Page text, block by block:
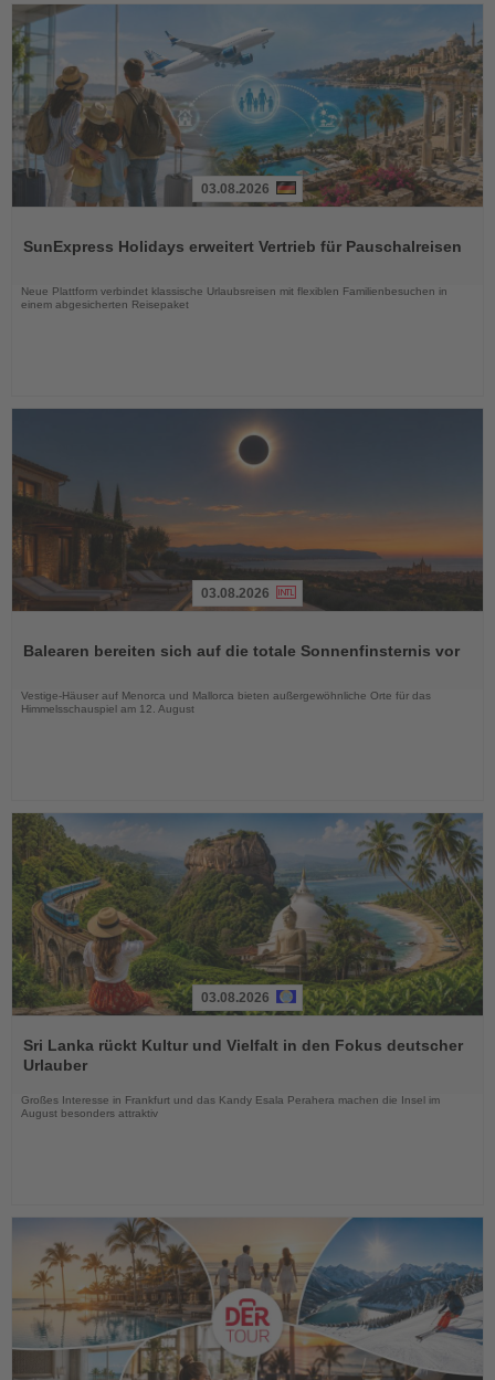
die
03.08.2026
SunExpress Holidays erweitert Vertrieb für Pauschalreisen
Neue Plattform verbindet klassische Urlaubsreisen mit flexiblen Familienbesuchen in
einem abgesicherten Reisepaket
die
03.08.2026
Balearen bereiten sich auf die totale Sonnenfinsternis vor
Vestige-Häuser auf Menorca und Mallorca bieten außergewöhnliche Orte für das
Himmelsschauspiel am 12. August
Sie
die
03.08.2026
Sri Lanka rückt Kultur und Vielfalt in den Fokus deutscher
Urlauber
Großes Interesse in Frankfurt und das Kandy Esala Perahera machen die Insel im
August besonders attraktiv